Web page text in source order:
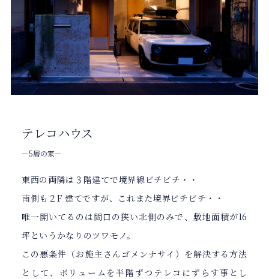
テレコハウス
－5層の家－
東西の両隣は３階建てで境界線ビチビチ・・
南側も２F 建てですが、これまた境界ビチビチ・・
唯一開いてるのは間口の狭い北側のみで、敷地面積が16
坪というかなりのツワモノ。
この悪条件（お施主さんゴメンナサイ）を解決する方法
として、ボリュームを半階ずつテレコにずらす事とし